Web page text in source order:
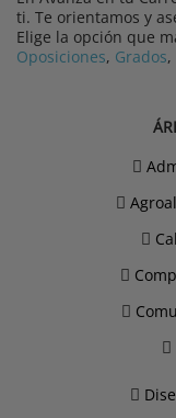
ti. Te orientamos y
Elige la opción que
Oposiciones, Grados,